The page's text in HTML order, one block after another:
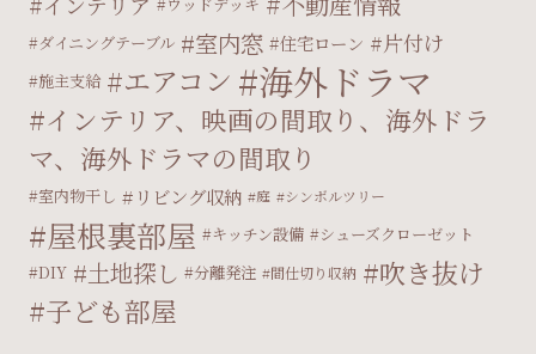
ダイニングテーブル 室内窓 住宅ローン 片付け
施主支給 エアコン 海外ドラマ
インテリア、映画の間取り、海外ドラ
マ、海外ドラマの間取り
室内物干し リビング収納 庭 シンボルツリー
屋根裏部屋 キッチン設備
シューズクローゼット
DIY
土地探し 分離発注 間仕切り収納
吹き抜け
子ども部屋